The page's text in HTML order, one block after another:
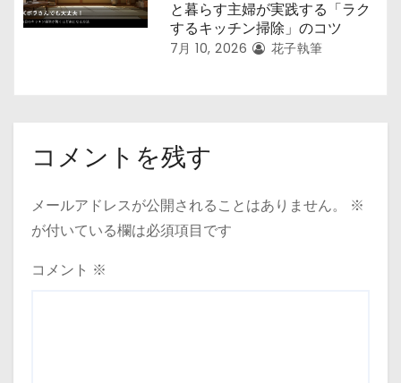
と暮らす主婦が実践する「ラク
するキッチン掃除」のコツ
7月 10, 2026 花子執筆
コメントを残す
メールアドレスが公開されることはありません。
※
が付いている欄は必須項目です
コメント ※